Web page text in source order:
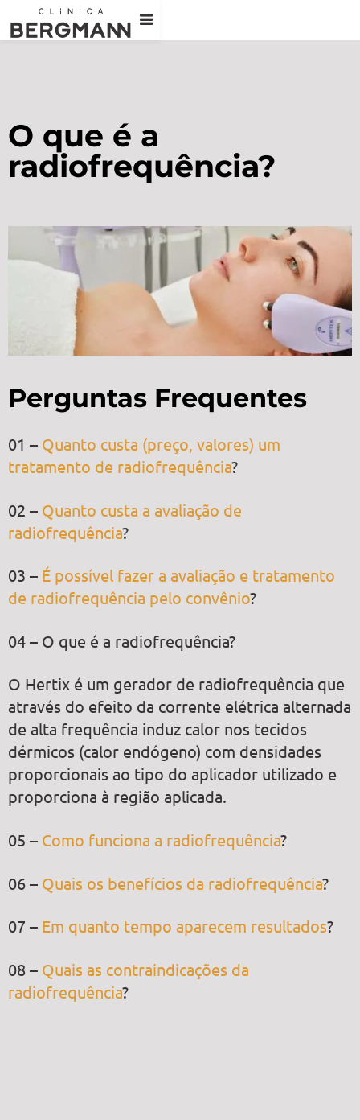
O que é a
radiofrequência?
Perguntas Frequentes
01 – Quanto custa (preço, valores) um
tratamento de radiofrequência?
02 – Quanto custa a avaliação de
radiofrequência?
03 – É possível fazer a avaliação e tratamento
de radiofrequência pelo convênio?
04 – O que é a radiofrequência?
O Hertix é um gerador de radiofrequência que
através do efeito da corrente elétrica alternada
de alta frequência induz calor nos tecidos
dérmicos (calor endógeno) com densidades
proporcionais ao tipo do aplicador utilizado e
proporciona à região aplicada.
05 – Como funciona a radiofrequência?
06 – Quais os benefícios da radiofrequência?
07 – Em quanto tempo aparecem resultados?
08 – Quais as contraindicações da
radiofrequência?